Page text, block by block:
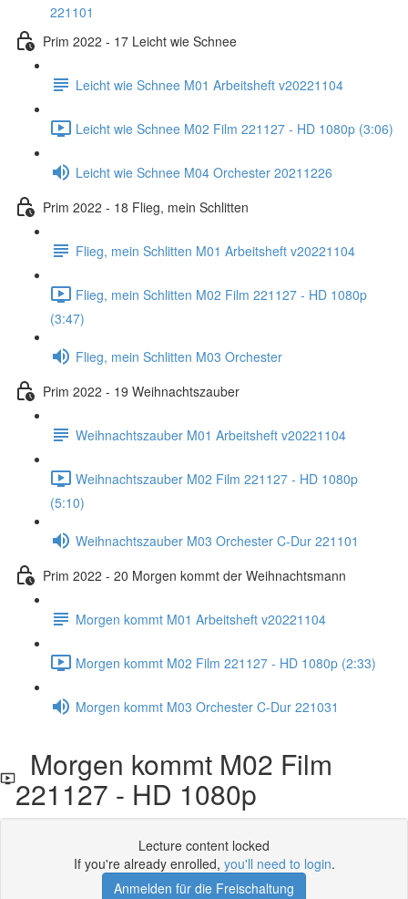
221101
Prim 2022 - 17 Leicht wie Schnee
Leicht wie Schnee M01 Arbeitsheft v20221104
Leicht wie Schnee M02 Film 221127 - HD 1080p (3:06)
Leicht wie Schnee M04 Orchester 20211226
Prim 2022 - 18 Flieg, mein Schlitten
Flieg, mein Schlitten M01 Arbeitsheft v20221104
Flieg, mein Schlitten M02 Film 221127 - HD 1080p
(3:47)
Flieg, mein Schlitten M03 Orchester
Prim 2022 - 19 Weihnachtszauber
Weihnachtszauber M01 Arbeitsheft v20221104
Weihnachtszauber M02 Film 221127 - HD 1080p
(5:10)
Weihnachtszauber M03 Orchester C-Dur 221101
Prim 2022 - 20 Morgen kommt der Weihnachtsmann
Morgen kommt M01 Arbeitsheft v20221104
Morgen kommt M02 Film 221127 - HD 1080p (2:33)
Morgen kommt M03 Orchester C-Dur 221031
Morgen kommt M02 Film
221127 - HD 1080p
Lecture content locked
If you're already enrolled, you'll need to login.
Anmelden für die Freischaltung